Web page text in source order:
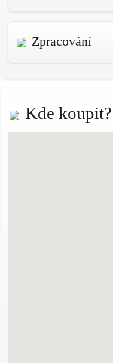
Zpracování
Kde koupit?